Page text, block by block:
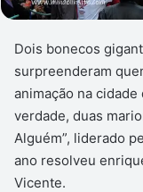
Dois bonecos
surpreenderam
animação na cidade
verdade, duas
Alguém”, liderado
ano resolveu
Vicente.